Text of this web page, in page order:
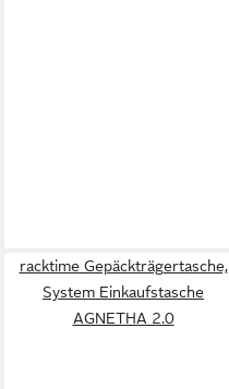
racktime Gepäckträgertasche,
System Einkaufstasche
AGNETHA 2.0